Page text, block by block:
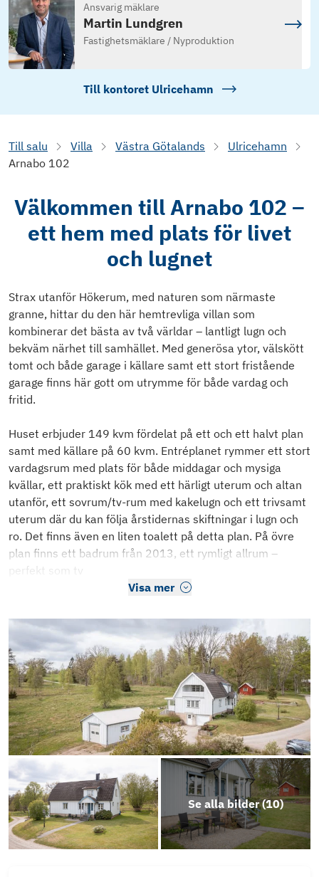
Ansvarig mäklare
Martin Lundgren
Fastighetsmäklare / Nyproduktion
Till kontoret Ulricehamn
Till salu Villa Västra Götalands
Ulricehamn
Arnabo 102
Välkommen till Arnabo 102 –
ett hem med plats för livet
och lugnet
Strax utanför Hökerum, med naturen som närmaste
granne, hittar du den här hemtrevliga villan som
kombinerar det bästa av två världar – lantligt lugn och
bekväm närhet till samhället. Med generösa ytor, välskött
tomt och både garage i källare samt ett stort fristående
garage finns här gott om utrymme för både vardag och
fritid.
Huset erbjuder 149 kvm fördelat på ett och ett halvt plan
samt med källare på 60 kvm. Entréplanet rymmer ett stort
vardagsrum med plats för både middagar och mysiga
kvällar, ett praktiskt kök med ett härligt uterum och altan
utanför, ett sovrum/tv-rum med kakelugn och ett trivsamt
uterum där du kan följa årstidernas skiftningar i lugn och
ro. Det finns även en liten toalett på detta plan. På övre
plan finns ett badrum från 2013, ett rymligt allrum –
perfekt som tv
Visa mer
Se alla bilder (10)